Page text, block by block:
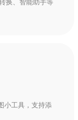
小工具，支持添